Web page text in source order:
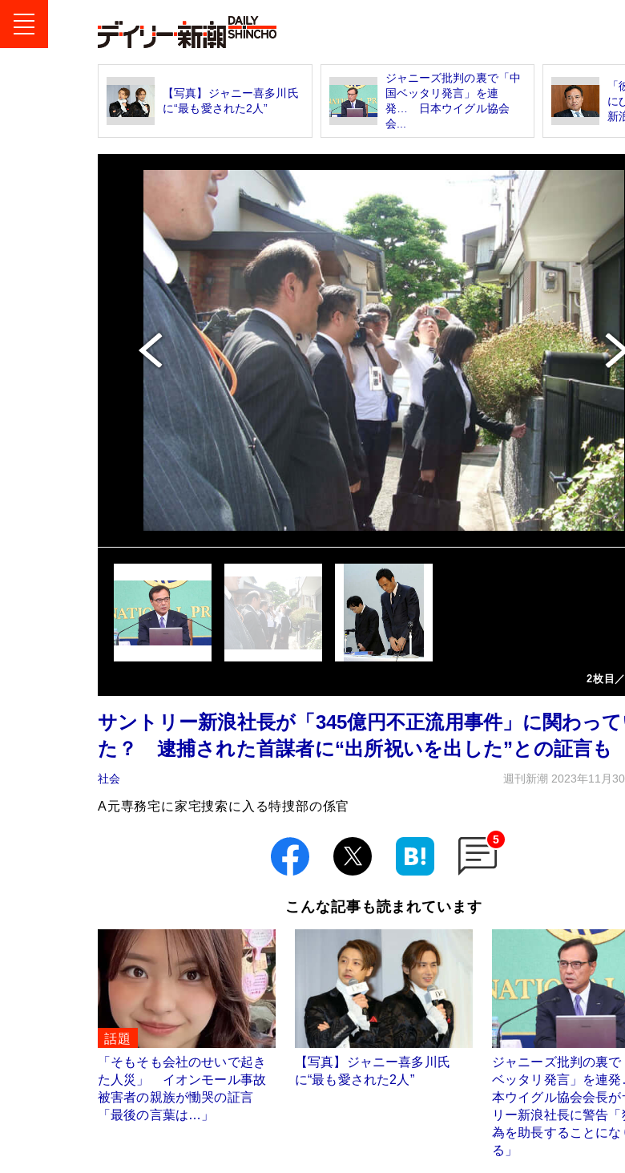
【写真】ジャニー喜多川氏
に“最も愛された2人”
ジャニーズ批判の裏で「中
国ベッタリ発言」を連
発… 日本ウイグル協会
会...
に
新
2枚目
サントリー新浪社長が「345億円不正流用事件」に関わっ
た？ 逮捕された首謀者に“出所祝いを出した”との証言も
社会 週刊新潮 2023年11月
A元専務宅に家宅捜索に入る特捜部の係官
5
こんな記事も読まれています
話題
「そもそも会社のせいで起き
た人災」 イオンモール事故
被害者の親族が慟哭の証言
「最後の言葉は…」
【写真】ジャニー喜多川氏
に“最も愛された2人”
ジャニーズ批判の裏で
ベッタリ発言」を連
本ウイグル協会会長が
リー新浪社長に警告「
為を助長することにな
る」